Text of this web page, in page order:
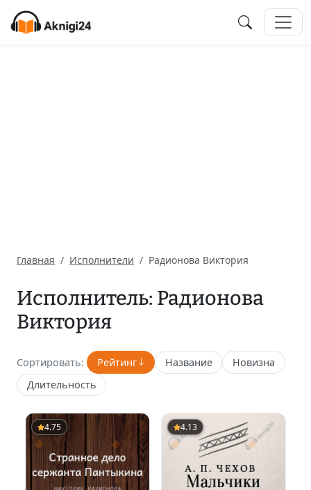
Главная Исполнители Радионова Виктория
Исполнитель: Радионова
Виктория
Сортировать: Рейтинг Название
Новизна
Длительность
4.75 4.13